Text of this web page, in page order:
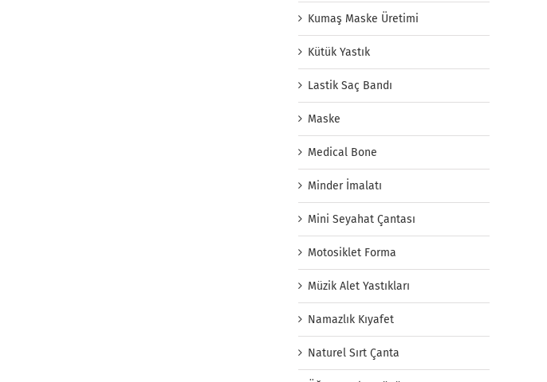
Kumaş Maske Üretimi
Kütük Yastık
Lastik Saç Bandı
Maske
Medical Bone
Minder İmalatı
Mini Seyahat Çantası
Motosiklet Forma
Müzik Alet Yastıkları
Namazlık Kıyafet
Naturel Sırt Çanta